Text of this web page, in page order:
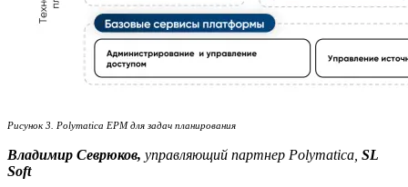
Рисунок 3. Polymatica EPM для задач планирования
Владимир Севрюков, управляющий партнер Polymatica, SL
Soft